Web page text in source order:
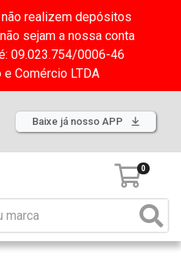
não realizem depósitos
sejam a nossa conta
09.023.754/0006-46
Comércio LTDA
Baixe já nosso APP
0